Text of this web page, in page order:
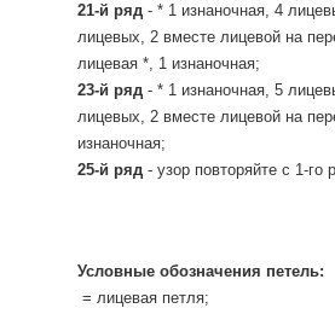
21-й ряд - * 1 изнаночная, 4
лицевых, 2 вместе лицевой на
лицевая *, 1 изнаночная;
23-й ряд - * 1 изнаночная, 5
лицевых, 2 вместе лицевой на
изнаночная;
25-й ряд - узор повторяйте с 1-го
Условные обозначения петель:
= лицевая петля;